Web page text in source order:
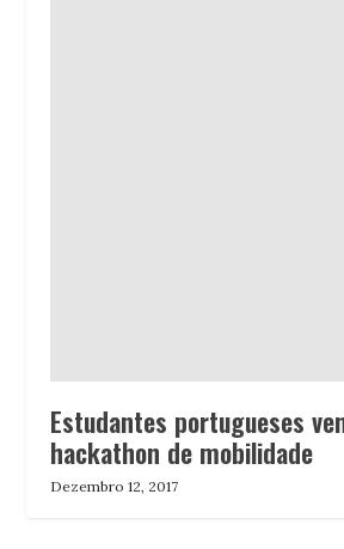
Estudantes portugueses
hackathon de mobilidade
Dezembro 12, 2017